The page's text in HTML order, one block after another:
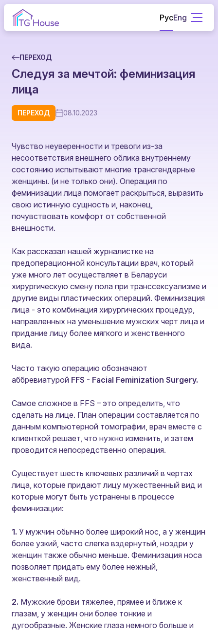
РусEng
ПЕРЕХОД
Следуя за мечтой: феминизация
лица
ПЕРЕХОД 08.10.2023
Чувство неуверенности и тревоги из-за
несоответствия внешнего облика внутреннему
состоянию испытывают многие трансгендерные
женщины. (и не только они). Операция по
феминизации лица помогает раскрыться, выразить
свою истинную сущность и, наконец,
почувствовать комфорт от собственной
внешности.
Как рассказал нашей журналистке на
предоперационной консультации врач, который
уже много лет осуществляет в Беларуси
хирургическую смену пола при транссексуализме и
другие виды пластических операций. Феминизация
лица - это комбинация хирургических процедур,
направленных на уменьшение мужских черт лица и
придание лицу более мягкого и женственного
вида.
Часто такую операцию обозначают
аббревиатурой FFS - Facial Feminization Surgery.
Самое сложное в FFS – это определить, что
сделать на лице. План операции составляется по
данным компьютерной томографии, врач вместе с
клиенткой решает, что нужно изменить, и затем
проводится непосредственно операция.
Существует шесть ключевых различий в чертах
лица, которые придают лицу мужественный вид и
которые могут быть устранены в процессе
феминизации:
1. У мужчин обычно более широкий нос, а у женщин
более узкий, часто слегка вздернутый, ноздри у
женщин также обычно меньше. Феминизация носа
позволяет придать ему более нежный,
женственный вид.
2. Мужские брови тяжелее, прямее и ближе к
глазам, у женщин они более тонкие и
дугообразные. Женские глаза немного больше и